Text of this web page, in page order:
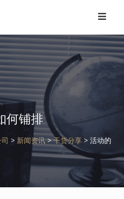
何铺排
> 新闻资讯>干货分享 > 活动的